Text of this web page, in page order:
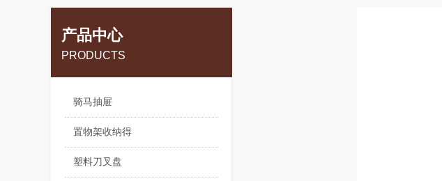
产品中心
PRODUCTS
骑马抽屉
置物架收纳得
塑料刀叉盘